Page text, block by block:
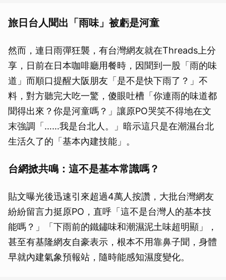
旅日台人聞出「雨味」被虧是河童
然而，連日雨彈狂襲，有台灣網友就在Threads上分
享，日前在日本咖啡廳用餐時，因聞到一股「雨的味
道」而順口提醒大阪朋友「是不是快下雨了？」不
料，對方聽完大吃一驚，傻眼吐槽「你連雨的味道都
聞得出來？你是河童嗎？」讓原PO哭笑不得地在文
末強調「……我是台北人。」暗示這只是在潮濕台北
生活久了的「基本內建技能」。
台網掀共鳴：這不是基本常識嗎？
貼文曝光後迅速引來超過4萬人按讚，大批台灣網友
紛紛留言力挺原PO，直呼「這不是台灣人的基本技
能嗎？」「下雨前的鐵鏽味和潮濕泥土味超明顯」，
甚至有基隆網友自豪表示，根本不用靠鼻子聞，身體
早就內建氣象預報站，隨時能感知濕度變化。